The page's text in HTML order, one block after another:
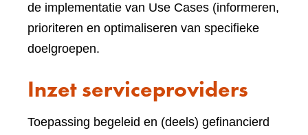
de implementatie van Use Cases (informeren,
prioriteren en optimaliseren van specifieke
doelgroepen.
Inzet serviceproviders
Toepassing begeleid en (deels) gefinancierd